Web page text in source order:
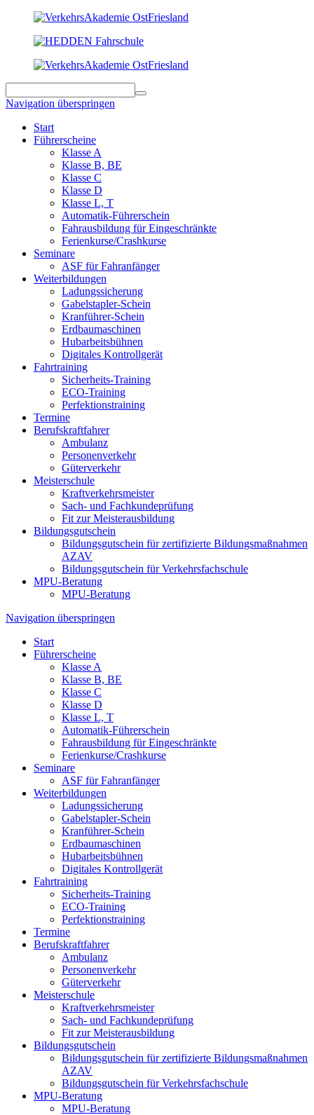
Navigation überspringen
Start
Führerscheine
Klasse A
Klasse B, BE
Klasse C
Klasse D
Klasse L, T
Automatik-Führerschein
Fahrausbildung für Eingeschränkte
Ferienkurse/Crashkurse
Seminare
ASF für Fahranfänger
Weiterbildungen
Ladungssicherung
Gabelstapler-Schein
Kranführer-Schein
Erdbaumaschinen
Hubarbeitsbühnen
Digitales Kontrollgerät
Fahrtraining
Sicherheits-Training
ECO-Training
Perfektionstraining
Termine
Berufskraftfahrer
Ambulanz
Personenverkehr
Güterverkehr
Meisterschule
Kraftverkehrsmeister
Sach- und Fachkundeprüfung
Fit zur Meisterausbildung
Bildungsgutschein
Bildungsgutschein für zertifizierte Bildungsmaßnahmen
AZAV
Bildungsgutschein für Verkehrsfachschule
MPU-Beratung
MPU-Beratung
Navigation überspringen
Start
Führerscheine
Klasse A
Klasse B, BE
Klasse C
Klasse D
Klasse L, T
Automatik-Führerschein
Fahrausbildung für Eingeschränkte
Ferienkurse/Crashkurse
Seminare
ASF für Fahranfänger
Weiterbildungen
Ladungssicherung
Gabelstapler-Schein
Kranführer-Schein
Erdbaumaschinen
Hubarbeitsbühnen
Digitales Kontrollgerät
Fahrtraining
Sicherheits-Training
ECO-Training
Perfektionstraining
Termine
Berufskraftfahrer
Ambulanz
Personenverkehr
Güterverkehr
Meisterschule
Kraftverkehrsmeister
Sach- und Fachkundeprüfung
Fit zur Meisterausbildung
Bildungsgutschein
Bildungsgutschein für zertifizierte Bildungsmaßnahmen
AZAV
Bildungsgutschein für Verkehrsfachschule
MPU-Beratung
MPU-Beratung